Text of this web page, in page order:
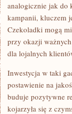
analogicznie jak do
kampanii, kluczem
Czekoladki mogą
przy okazji
dla lojalnych
Inwestycja w taki
postawienie na
buduje pozytywne
kojarzyła się z